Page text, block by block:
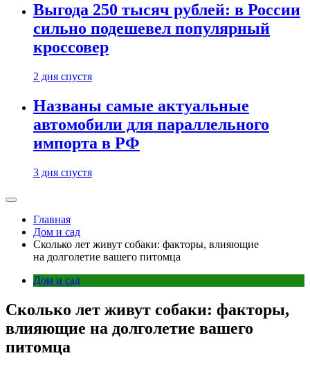
Выгода 250 тысяч рублей: в России
сильно подешевел популярный
кроссовер
2 дня спустя
Названы самые актуальные
автомобили для параллельного
импорта в РФ
3 дня спустя
Главная
Дом и сад
Сколько лет живут собаки: факторы, влияющие
на долголетие вашего питомца
Дом и сад
Сколько лет живут собаки: факторы,
влияющие на долголетие вашего
питомца